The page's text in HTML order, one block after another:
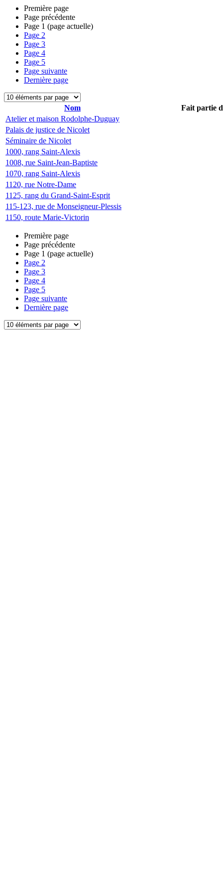
Première page
Page précédente
Page 1 (page actuelle)
Page 2
Page 3
Page 4
Page 5
Page suivante
Dernière page
Nom
Fait partie
Atelier et maison Rodolphe-Duguay
Palais de justice de Nicolet
Séminaire de Nicolet
1000, rang Saint-Alexis
1008, rue Saint-Jean-Baptiste
1070, rang Saint-Alexis
1120, rue Notre-Dame
1125, rang du Grand-Saint-Esprit
115-123, rue de Monseigneur-Plessis
1150, route Marie-Victorin
Première page
Page précédente
Page 1 (page actuelle)
Page 2
Page 3
Page 4
Page 5
Page suivante
Dernière page